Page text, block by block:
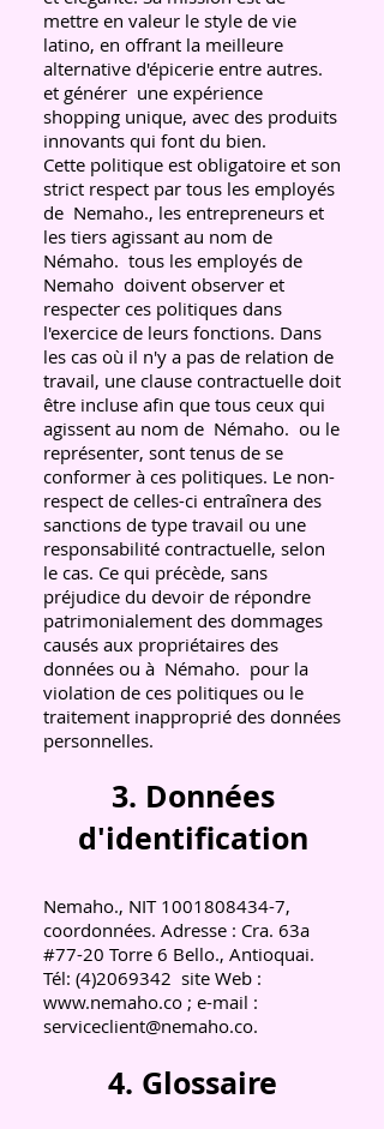
mettre en valeur le style de vie
latino, en offrant la meilleure
alternative d'épicerie entre autres.
et générer une expérience
shopping unique, avec des produits
innovants qui font du bien.
Cette politique est obligatoire et son
strict respect par tous les employés
de Nemaho., les entrepreneurs et
les tiers agissant au nom de
Némaho. tous les employés de
Nemaho doivent observer et
respecter ces politiques dans
l'exercice de leurs fonctions. Dans
les cas où il n'y a pas de relation de
travail, une clause contractuelle doit
être incluse afin que tous ceux qui
agissent au nom de Némaho. ou le
représenter, sont tenus de se
conformer à ces politiques. Le non-
respect de celles-ci entraînera des
sanctions de type travail ou une
responsabilité contractuelle, selon
le cas. Ce qui précède, sans
préjudice du devoir de répondre
patrimonialement des dommages
causés aux propriétaires des
données ou à Némaho. pour la
violation de ces politiques ou le
traitement inapproprié des données
personnelles.
3. Données
d'identification
Nemaho., NIT 1001808434-7,
coordonnées. Adresse : Cra. 63a
#77-20 Torre 6 Bello., Antioquai.
Tél: (4)2069342 site Web :
www.nemaho.co ; e-mail :
serviceclient@nemaho.co.
4. Glossaire